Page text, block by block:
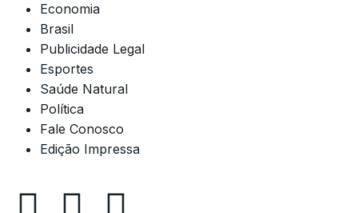
Economia
Brasil
Publicidade Legal
Esportes
Saúde Natural
Política
Fale Conosco
Edição Impressa